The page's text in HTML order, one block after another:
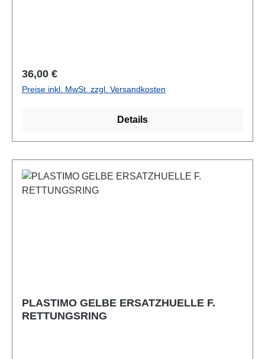
Regulärer Preis:
36,00 €
Preise inkl. MwSt. zzgl. Versandkosten
Details
PLASTIMO GELBE ERSATZHUELLE F.
RETTUNGSRING